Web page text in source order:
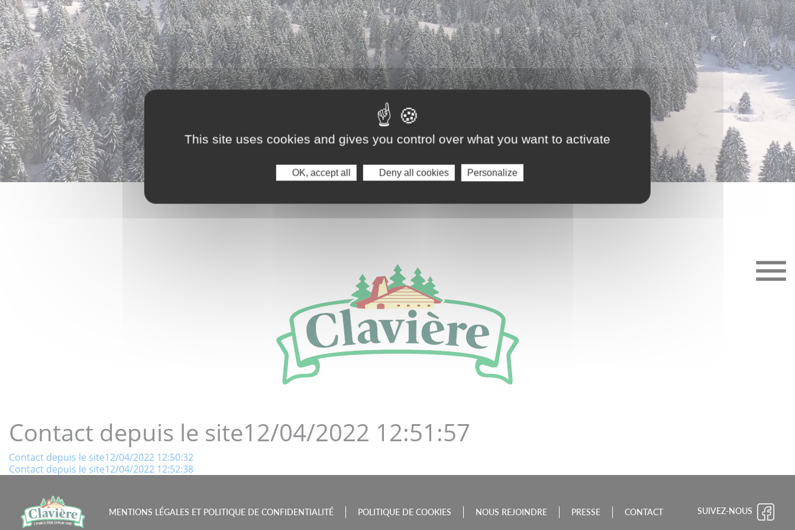
Contact depuis le site12/04/2022 12:51:57
Navigation
l’article
Contact depuis le site12/04/2022 12:50:32
Contact depuis le site12/04/2022 12:52:38
MENTIONS LÉGALES ET POLITIQUE DE CONFIDENTIALITÉ POLITIQUE DE COOKIES NOUS REJOINDRE PRESSE CONTACT SUIVEZ-NOUS
This site uses cookies and gives you control over what you want to activate
OK, accept all Deny all cookies Personalize